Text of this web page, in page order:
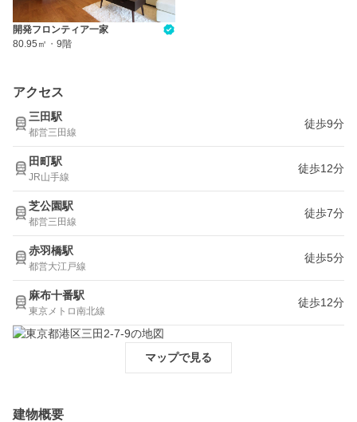
開発フロンティア一家
80.95㎡ ・ 9階
アクセス
三田駅
都営三田線
徒歩9分
田町駅
JR山手線
徒歩12分
芝公園駅
都営三田線
徒歩7分
赤羽橋駅
都営大江戸線
徒歩5分
麻布十番駅
東京メトロ南北線
徒歩12分
マップで見る
建物概要